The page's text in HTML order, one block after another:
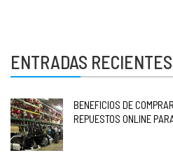
ENTRADAS RECIENTES
BENEFICIOS DE
REPUESTOS ONLINE